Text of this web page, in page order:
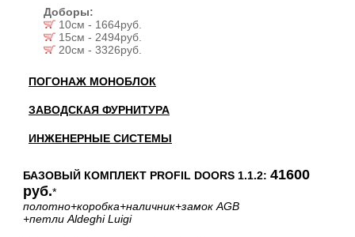
Доборы:
10см - 1664руб.
15см - 2494руб.
20см - 3326руб.
ПОГОНАЖ МОНОБЛОК
ЗАВОДСКАЯ ФУРНИТУРА
ИНЖЕНЕРНЫЕ СИСТЕМЫ
БАЗОВЫЙ КОМПЛЕКТ PROFIL DOORS 1.1.2: 41600
руб.*
полотно+коробка+наличник+замок AGB
+петли Aldeghi Luigi